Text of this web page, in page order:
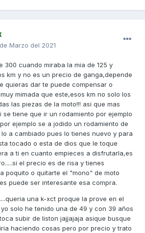
Marzo del 2021
300 cuando miraba la mia de 125 y
km y no es un precio de ganga,depende
quieras dar te puede compensar o
mimada que este,esos km no solo los
las piezas de la moto!!! asi que mas
se tiene que ir un rodamiento por ejemplo
ejemplo se a jodido un rodamiento de
a cambiado pues lo tienes nuevo y para
tocado o esta de dios que le toque
a ti en cuanto empieces a disfrutarla,es
el precio es de risa y tienes
poquito o quitarte el "mono" de moto
puede ser interesante esa compra.
una k-xct proque la prove en el
solo he tenido una de 49 y con 39 años
subir de liston jajjajaja asique busque
haciendo cosas pero por precio y trato